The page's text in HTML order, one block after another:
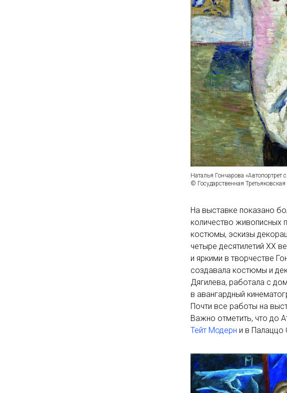
Наталья Гончарова
© Государственная Третьяковская
На выставке показано
количество живописных
костюмы, эскизы
четыре десятилетий XX
и яркими в творчестве
создавала костюмы и
Дягилева, работала с
в авангардный
Почти все работы на
Важно отметить, что до
Тейт Модерн и в Палаццо